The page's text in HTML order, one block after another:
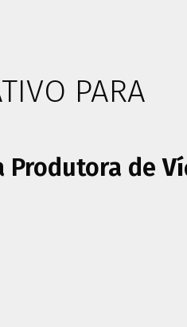
PARA
Produtora de